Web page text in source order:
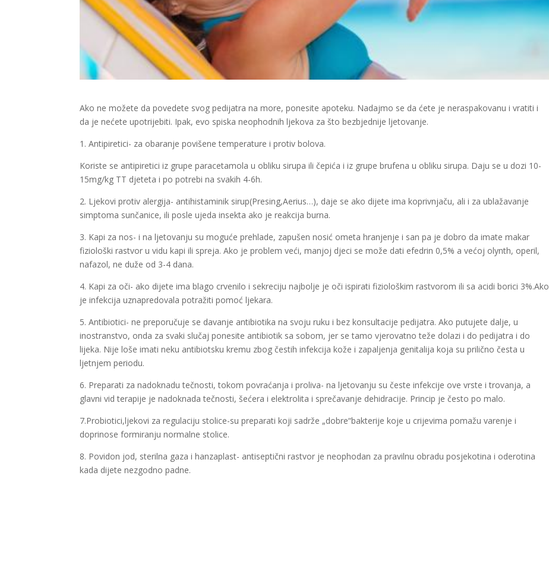
Ako ne možete da povedete svog pedijatra na more, ponesite apoteku. Nadajmo se da ćete je neraspakovanu i vratiti i
da je nećete upotrijebiti. Ipak, evo spiska neophodnih ljekova za što bezbjednije ljetovanje.
1. Antipiretici- za obaranje povišene temperature i protiv bolova.
Koriste se antipiretici iz grupe paracetamola u obliku sirupa ili čepića i iz grupe brufena u obliku sirupa. Daju se u dozi 10-
15mg/kg TT djeteta i po potrebi na svakih 4-6h.
2. Ljekovi protiv alergija- antihistaminik sirup(Presing,Aerius…), daje se ako dijete ima koprivnjaču, ali i za ublažavanje
simptoma sunčanice, ili posle ujeda insekta ako je reakcija burna.
3. Kapi za nos- i na ljetovanju su moguće prehlade, zapušen nosić ometa hranjenje i san pa je dobro da imate makar
fiziološki rastvor u vidu kapi ili spreja. Ako je problem veći, manjoj djeci se može dati efedrin 0,5% a većoj olynth, operil,
nafazol, ne duže od 3-4 dana.
4. Kapi za oči- ako dijete ima blago crvenilo i sekreciju najbolje je oči ispirati fiziološkim rastvorom ili sa acidi borici 3%.Ako
je infekcija uznapredovala potražiti pomoć ljekara.
5. Antibiotici- ne preporučuje se davanje antibiotika na svoju ruku i bez konsultacije pedijatra. Ako putujete dalje, u
inostranstvo, onda za svaki slučaj ponesite antibiotik sa sobom, jer se tamo vjerovatno teže dolazi i do pedijatra i do
lijeka. Nije loše imati neku antibiotsku kremu zbog čestih infekcija kože i zapaljenja genitalija koja su prilično česta u
ljetnjem periodu.
6. Preparati za nadoknadu tečnosti, tokom povraćanja i proliva- na ljetovanju su česte infekcije ove vrste i trovanja, a
glavni vid terapije je nadoknada tečnosti, šećera i elektrolita i sprečavanje dehidracije. Princip je često po malo.
7.Probiotici,ljekovi za regulaciju stolice-su preparati koji sadrže „dobre“bakterije koje u crijevima pomažu varenje i
doprinose formiranju normalne stolice.
8. Povidon jod, sterilna gaza i hanzaplast- antiseptični rastvor je neophodan za pravilnu obradu posjekotina i oderotina
kada dijete nezgodno padne.